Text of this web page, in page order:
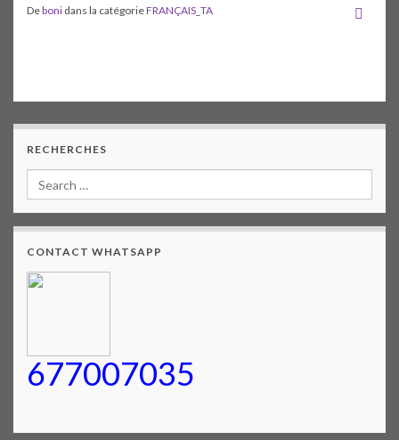
Deboni dans la catégorieFRANÇAIS_TA
RECHERCHES
CONTACT WHATSAPP
677007035